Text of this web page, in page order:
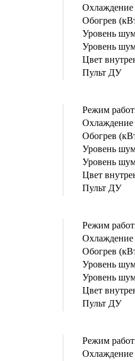
Обогрев
Уровень
Уровень
Цвет
Пульт ДУ
Режим
Обогрев
Уровень
Уровень
Цвет
Пульт ДУ
Режим
Обогрев
Уровень
Уровень
Цвет
Пульт ДУ
Режим